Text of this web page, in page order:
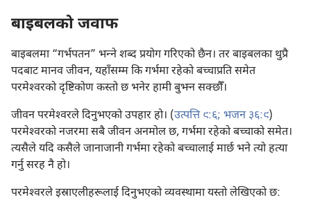
बाइबलको जवाफ
बाइबलमा “गर्भपतन” भन्‍ने शब्द प्रयोग गरिएको छैन। तर बाइबलका थुप्रै
पदबाट मानव जीवन, यहाँसम्म कि गर्भमा रहेको बच्चाप्रति समेत
परमेश्‍वरको दृष्टिकोण कस्तो छ भनेर हामी बुझ्न सक्छौँ।
जीवन परमेश्‍वरले दिनुभएको उपहार हो। (उत्पत्ति ९:६; भजन ३६:⁠९)
परमेश्‍वरको नजरमा सबै जीवन अनमोल छ, गर्भमा रहेको बच्चाको समेत।
त्यसैले यदि कसैले जानाजानी गर्भमा रहेको बच्चालाई मार्छ भने त्यो हत्या
गर्नु सरह नै हो।
परमेश्‍वरले इस्राएलीहरूलाई दिनुभएको व्यवस्थामा यस्तो लेखिएको छ: